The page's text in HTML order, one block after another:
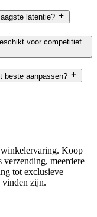
latentie?
voor competitief
beste aanpassen?
winkelervaring. Koop
meerdere
tot exclusieve
vinden zijn.